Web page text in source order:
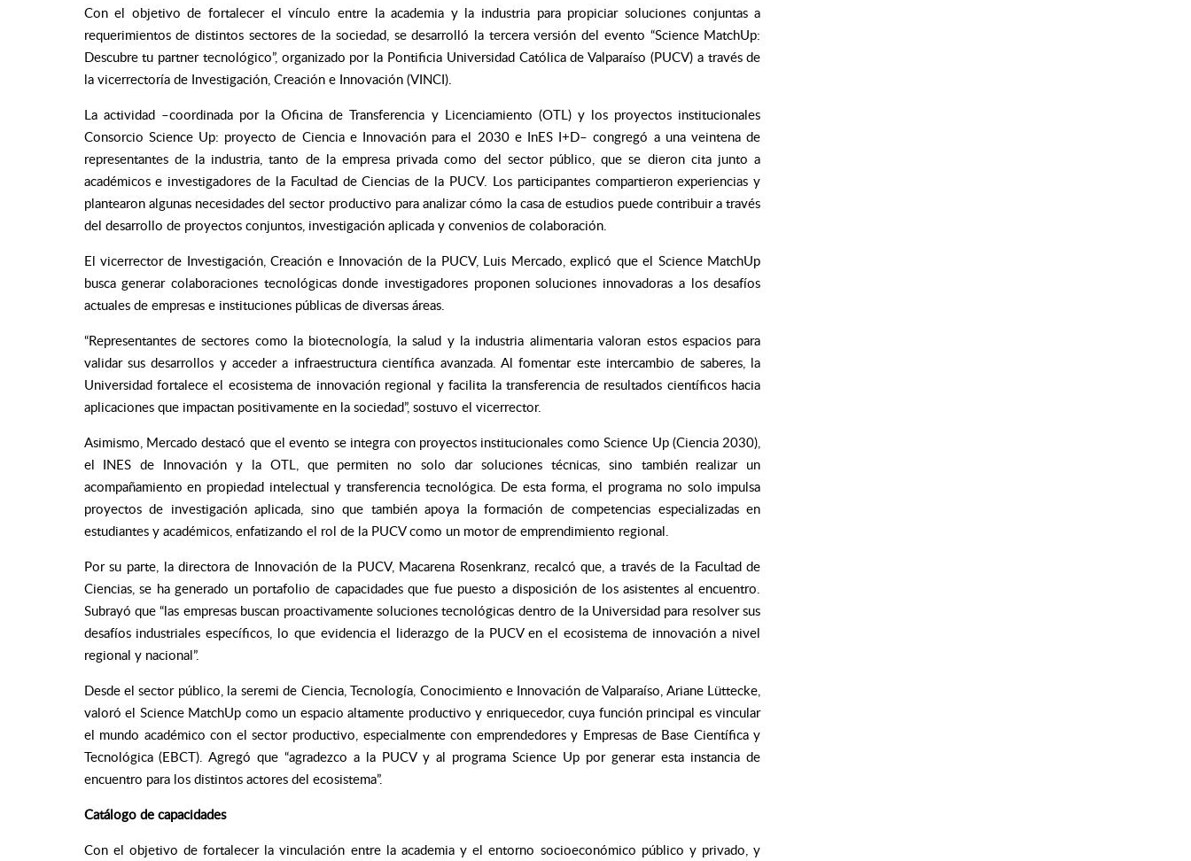
Con el objetivo de fortalecer el vínculo entre la academia y la industria para propiciar soluciones conjuntas a
requerimientos de distintos sectores de la sociedad, se desarrolló la tercera versión del evento “Science MatchUp:
Descubre tu partner tecnológico”, organizado por la Pontificia Universidad Católica de Valparaíso (PUCV) a través de
la vicerrectoría de Investigación, Creación e Innovación (VINCI).
La actividad –coordinada por la Oficina de Transferencia y Licenciamiento (OTL) y los proyectos institucionales
Consorcio Science Up: proyecto de Ciencia e Innovación para el 2030 e InES I+D– congregó a una veintena de
representantes de la industria, tanto de la empresa privada como del sector público, que se dieron cita junto a
académicos e investigadores de la Facultad de Ciencias de la PUCV. Los participantes compartieron experiencias y
plantearon algunas necesidades del sector productivo para analizar cómo la casa de estudios puede contribuir a través
del desarrollo de proyectos conjuntos, investigación aplicada y convenios de colaboración.
El vicerrector de Investigación, Creación e Innovación de la PUCV, Luis Mercado, explicó que el Science MatchUp
busca generar colaboraciones tecnológicas donde investigadores proponen soluciones innovadoras a los desafíos
actuales de empresas e instituciones públicas de diversas áreas.
“Representantes de sectores como la biotecnología, la salud y la industria alimentaria valoran estos espacios para
validar sus desarrollos y acceder a infraestructura científica avanzada. Al fomentar este intercambio de saberes, la
Universidad fortalece el ecosistema de innovación regional y facilita la transferencia de resultados científicos hacia
aplicaciones que impactan positivamente en la sociedad”, sostuvo el vicerrector.
Asimismo, Mercado destacó que el evento se integra con proyectos institucionales como Science Up (Ciencia 2030),
el INES de Innovación y la OTL, que permiten no solo dar soluciones técnicas, sino también realizar un
acompañamiento en propiedad intelectual y transferencia tecnológica. De esta forma, el programa no solo impulsa
proyectos de investigación aplicada, sino que también apoya la formación de competencias especializadas en
estudiantes y académicos, enfatizando el rol de la PUCV como un motor de emprendimiento regional.
Por su parte, la directora de Innovación de la PUCV, Macarena Rosenkranz, recalcó que, a través de la Facultad de
Ciencias, se ha generado un portafolio de capacidades que fue puesto a disposición de los asistentes al encuentro.
Subrayó que “las empresas buscan proactivamente soluciones tecnológicas dentro de la Universidad para resolver sus
desafíos industriales específicos, lo que evidencia el liderazgo de la PUCV en el ecosistema de innovación a nivel
regional y nacional”.
Desde el sector público, la seremi de Ciencia, Tecnología, Conocimiento e Innovación de Valparaíso, Ariane Lüttecke,
valoró el Science MatchUp como un espacio altamente productivo y enriquecedor, cuya función principal es vincular
el mundo académico con el sector productivo, especialmente con emprendedores y Empresas de Base Científica y
Tecnológica (EBCT). Agregó que “agradezco a la PUCV y al programa Science Up por generar esta instancia de
encuentro para los distintos actores del ecosistema”.
Catálogo de capacidades
Con el objetivo de fortalecer la vinculación entre la academia y el entorno socioeconómico público y privado, y